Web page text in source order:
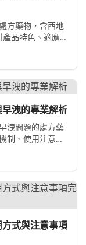
方藥物，含西地
產品特色、適應
洩的專業解析
洩問題的處方藥
制、使用注意事
式與注意事項